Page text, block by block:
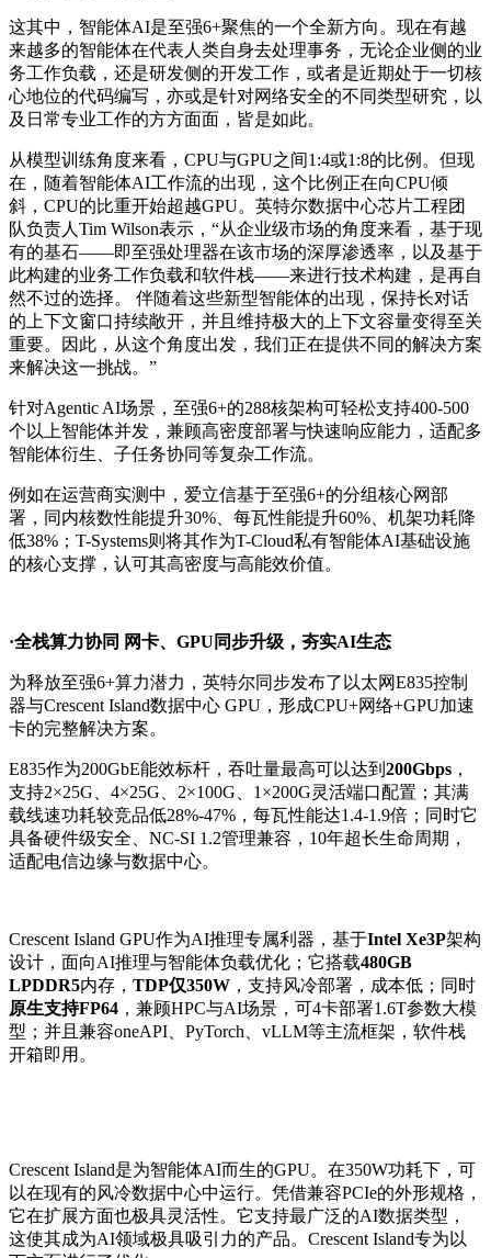
这其中，智能体AI是至强6+聚焦的一个全新方向。现在有越
来越多的智能体在代表人类自身去处理事务，无论企业侧的业
务工作负载，还是研发侧的开发工作，或者是近期处于一切核
心地位的代码编写，亦或是针对网络安全的不同类型研究，以
及日常专业工作的方方面面，皆是如此。
从模型训练角度来看，CPU与GPU之间1:4或1:8的比例。但现
在，随着智能体AI工作流的出现，这个比例正在向CPU倾
斜，CPU的比重开始超越GPU。英特尔数据中心芯片工程团
队负责人Tim Wilson表示，“从企业级市场的角度来看，基于现
有的基石——即至强处理器在该市场的深厚渗透率，以及基于
此构建的业务工作负载和软件栈——来进行技术构建，是再自
然不过的选择。 伴随着这些新型智能体的出现，保持长对话
的上下文窗口持续敞开，并且维持极大的上下文容量变得至关
重要。因此，从这个角度出发，我们正在提供不同的解决方案
来解决这一挑战。”
针对Agentic AI场景，至强6+的288核架构可轻松支持400-500
个以上智能体并发，兼顾高密度部署与快速响应能力，适配多
智能体衍生、子任务协同等复杂工作流。
例如在运营商实测中，爱立信基于至强6+的分组核心网部
署，同内核数性能提升30%、每瓦性能提升60%、机架功耗降
低38%；T-Systems则将其作为T-Cloud私有智能体AI基础设施
的核心支撑，认可其高密度与高能效价值。
·全栈算力协同 网卡、GPU同步升级，夯实AI生态
为释放至强6+算力潜力，英特尔同步发布了以太网E835控制
器与Crescent Island数据中心 GPU，形成CPU+网络+GPU加速
卡的完整解决方案。
E835作为200GbE能效标杆，吞吐量最高可以达到 200Gbps ，
支持2×25G、4×25G、2×100G、1×200G灵活端口配置；其满
载线速功耗较竞品低28%-47%，每瓦性能达1.4-1.9倍；同时它
具备硬件级安全、NC-SI 1.2管理兼容，10年超长生命周期，
适配电信边缘与数据中心。
Crescent Island GPU作为AI推理专属利器，基于Intel Xe3P架构
设计，面向AI推理与智能体负载优化；它搭载480GB
LPDDR5内存， TDP仅350W ，支持风冷部署，成本低；同时
原生支持FP64 ，兼顾HPC与AI场景，可4卡部署1.6T参数大模
型；并且兼容oneAPI、PyTorch、vLLM等主流框架，软件栈
开箱即用。
Crescent Island是为智能体AI而生的GPU。在350W功耗下，可
以在现有的风冷数据中心中运行。凭借兼容PCIe的外形规格，
它在扩展方面也极具灵活性。它支持最广泛的AI数据类型，
这使其成为AI领域极具吸引力的产品。Crescent Island专为以